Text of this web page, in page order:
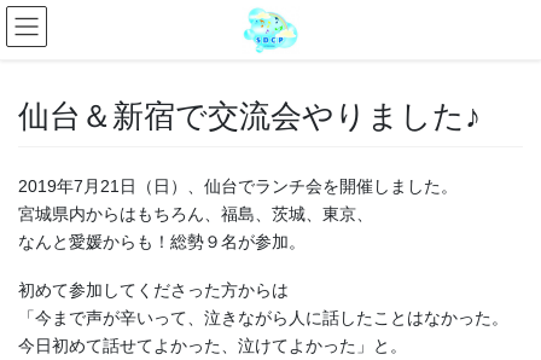
仙台＆新宿で交流会やりました♪
2019年7月21日（日）、仙台でランチ会を開催しました。
宮城県内からはもちろん、福島、茨城、東京、
なんと愛媛からも！総勢９名が参加。
初めて参加してくださった方からは
「今まで声が辛いって、泣きながら人に話したことはなかった。
今日初めて話せてよかった、泣けてよかった」と。